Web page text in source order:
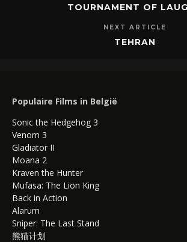
TOURNAMENT OF
NEXT ARTICLE
TEHRAN
Populaire Films in België
Sonic the Hedgehog 3
Venom 3
Gladiator II
Moana 2
Kraven the Hunter
Mufasa: The Lion King
Back in Action
Alarum
Sniper: The Last Stand
熊猫计划